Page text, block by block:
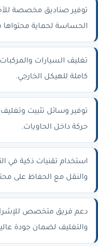
توفير صناديق مخصصة
الحساسة لحماية محتواها
تغليف السيارات
كاملة للهيكل الخارجي.
توفير وسائل تثبيت وتغليف
حركة داخل الحاويات.
استخدام تقنيات ذكية في
والنقل مع الحفاظ على
دعم فريق متخصص
والتغليف لضمان جودة